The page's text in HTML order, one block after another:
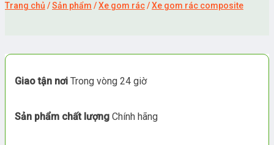
Trang chủ /Sản phẩm /Xe gom rác/Xe gom rác composite
Giao tận nơi Trong vòng 24 giờ
Sản phẩm chất lượng Chính hãng